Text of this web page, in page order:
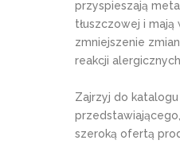
przyspieszają
tłuszczowej i mają
zmniejszenie
reakcji alergicznych.
Zajrzyj do
szeroką ofertą